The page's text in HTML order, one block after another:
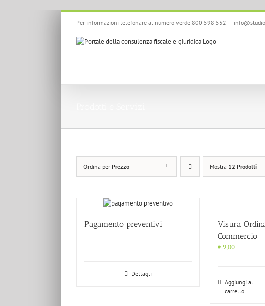
Per informazioni telefonare al numero verde 800 598 552 |
Ordina per Prezzo Mostra 12 Prodotti
Pagamento preventivi
Dettagli
Visura
Commercio
€9,00
Aggiungi al
carrello